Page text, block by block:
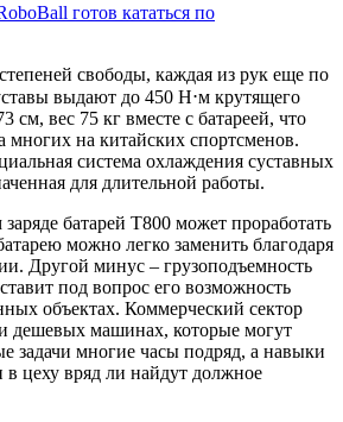
готов кататься по
свободы, каждая из рук еще по
выдают до 450 Н⋅м крутящего
см, вес 75 кг вместе с батареей, что
многих на китайских спортсменов.
система охлаждения суставных
для длительной работы.
батарей T800 может проработать
можно легко заменить благодаря
Другой минус – грузоподъемность
под вопрос его возможность
объектах. Коммерческий сектор
дешевых машинах, которые могут
задачи многие часы подряд, а навыки
в цеху вряд ли найдут должное